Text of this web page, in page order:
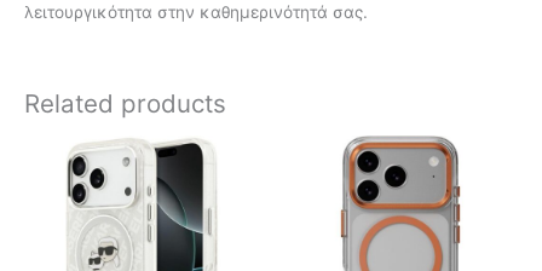
λειτουργικότητα στην καθημερινότητά σας.
Related products